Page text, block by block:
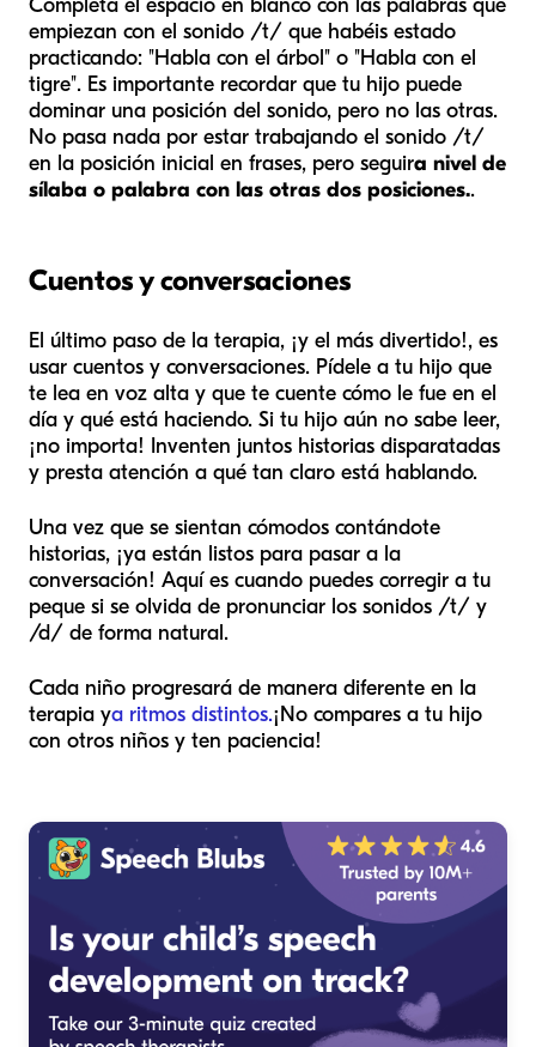
empiezan con el sonido /t/ que habéis estado
practicando: "Habla con el árbol" o "Habla con el
tigre". Es importante recordar que tu hijo puede
dominar una posición del sonido, pero no las otras.
No pasa nada por estar trabajando el sonido /t/
en la posición inicial en frases, pero seguira nivel de
sílaba o palabra con las otras dos posiciones..
Cuentos y conversaciones
El último paso de la terapia, ¡y el más divertido!, es
usar cuentos y conversaciones. Pídele a tu hijo que
te lea en voz alta y que te cuente cómo le fue en el
día y qué está haciendo. Si tu hijo aún no sabe leer,
¡no importa! Inventen juntos historias disparatadas
y presta atención a qué tan claro está hablando.
Una vez que se sientan cómodos contándote
historias, ¡ya están listos para pasar a la
conversación! Aquí es cuando puedes corregir a tu
peque si se olvida de pronunciar los sonidos /t/ y
/d/ de forma natural.
Cada niño progresará de manera diferente en la
terapia ya ritmos distintos.¡No compares a tu hijo
con otros niños y ten paciencia!